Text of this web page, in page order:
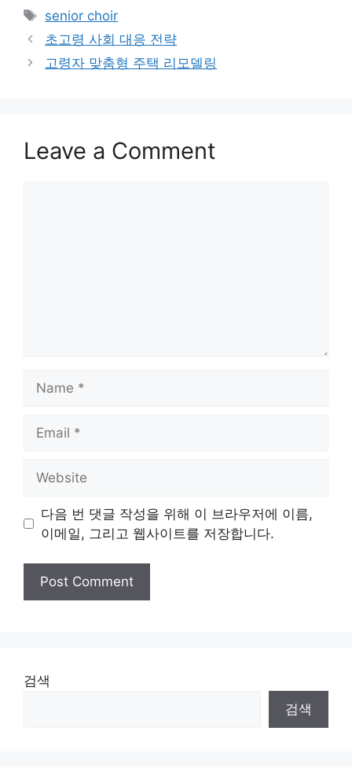
Tags
senior choir
초고령 사회 대응 전략
고령자 맞춤형 주택 리모델링
Leave a Comment
다음 번 댓글 작성을 위해 이 브라우저에 이름,
이메일, 그리고 웹사이트를 저장합니다.
검색
검색